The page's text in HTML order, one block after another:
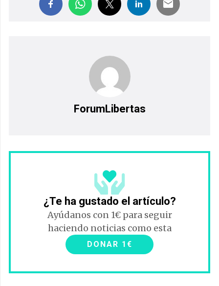
ForumLibertas
¿Te ha gustado el artículo?
Ayúdanos con 1€ para seguir
haciendo noticias como esta
DONAR 1€